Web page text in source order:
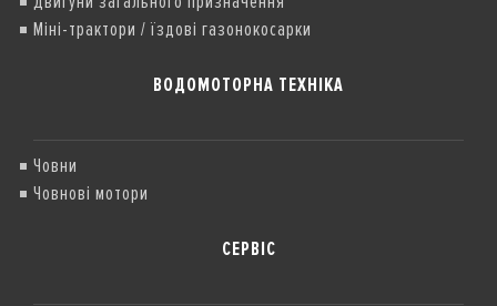
Міні-трактори / їздові газонокосарки
ВОДОМОТОРНА ТЕХНІКА
Човни
Човнові мотори
СЕРВІС